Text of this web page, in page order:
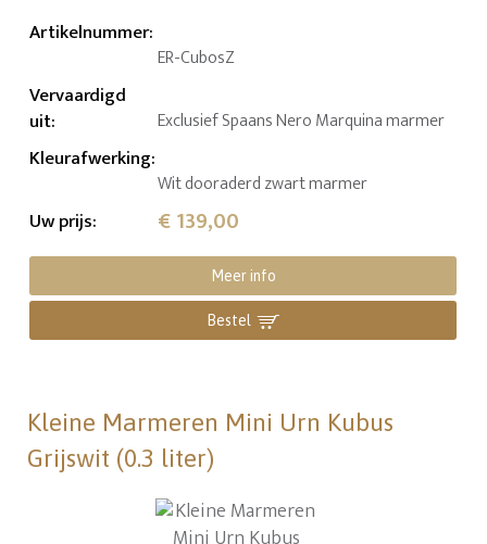
Artikelnummer:
ER-CubosZ
Vervaardigd
uit: Exclusief Spaans Nero Marquina marmer
Kleurafwerking:
Wit dooraderd zwart marmer
Uw prijs: € 139,00
Meer info
Bestel
Kleine Marmeren Mini Urn Kubus
Grijswit (0.3 liter)